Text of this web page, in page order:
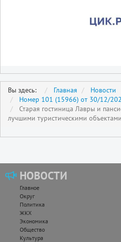
Вы здесь: Главная
Новости
Номер 101 (15966) от 30/12/
Старая гостиница Лавры и
лучшими туристическими
НОВОСТИ
Главное
Округ
Политика
ЖКХ
Экономика
Общество
Культура